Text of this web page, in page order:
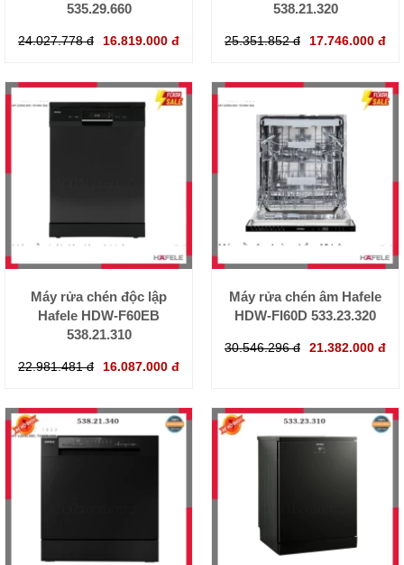
535.29.660
24.027.778 đ 16.819.000 đ
538.21.320
25.351.852 đ 17.746.000 đ
Máy rửa chén độc lập
Hafele HDW-F60EB
538.21.310
22.981.481 đ 16.087.000 đ
Máy rửa chén âm Hafele
HDW-FI60D 533.23.320
30.546.296 đ 21.382.000 đ